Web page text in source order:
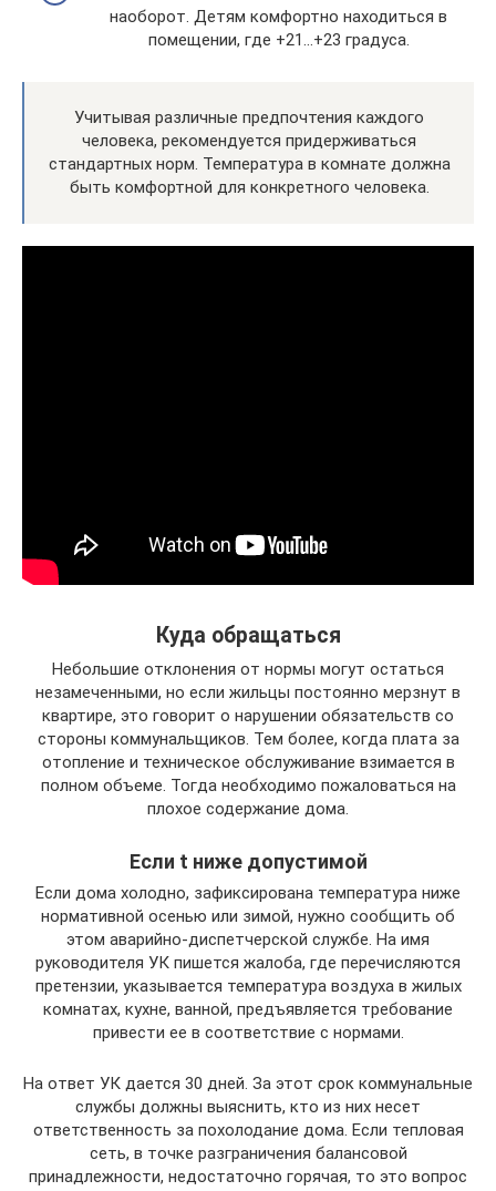
наоборот. Детям комфортно находиться в
помещении, где +21…+23 градуса.
Учитывая различные предпочтения каждого
человека, рекомендуется придерживаться
стандартных норм. Температура в комнате должна
быть комфортной для конкретного человека.
Куда обращаться
Небольшие отклонения от нормы могут остаться
незамеченными, но если жильцы постоянно мерзнут в
квартире, это говорит о нарушении обязательств со
стороны коммунальщиков. Тем более, когда плата за
отопление и техническое обслуживание взимается в
полном объеме. Тогда необходимо пожаловаться на
плохое содержание дома.
Если t ниже допустимой
Если дома холодно, зафиксирована температура ниже
нормативной осенью или зимой, нужно сообщить об
этом аварийно-диспетчерской службе. На имя
руководителя УК пишется жалоба, где перечисляются
претензии, указывается температура воздуха в жилых
комнатах, кухне, ванной, предъявляется требование
привести ее в соответствие с нормами.
На ответ УК дается 30 дней. За этот срок коммунальные
службы должны выяснить, кто из них несет
ответственность за похолодание дома. Если тепловая
сеть, в точке разграничения балансовой
принадлежности, недостаточно горячая, то это вопрос